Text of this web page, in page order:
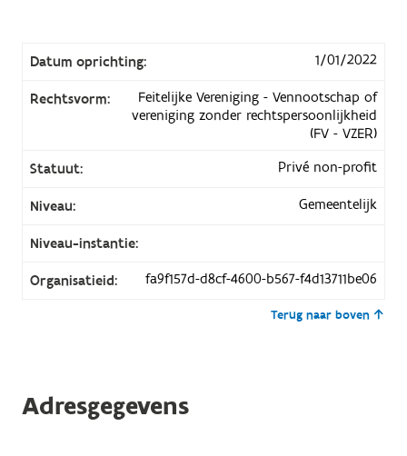
Datum oprichting: 1/01/2022
Rechtsvorm:
Feitelijke Vereniging - Vennootschap of
vereniging zonder rechtspersoonlijkheid
(FV - VZER)
Statuut:
Privé non-profit
Niveau: Gemeentelijk
Niveau-instantie:
Organisatieid: fa9f157d-d8cf-4600-b567-f4d13711be06
Terug naar boven
Adresgegevens